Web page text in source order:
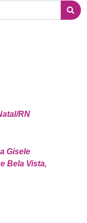
RN
Gisele
Bela Vista,